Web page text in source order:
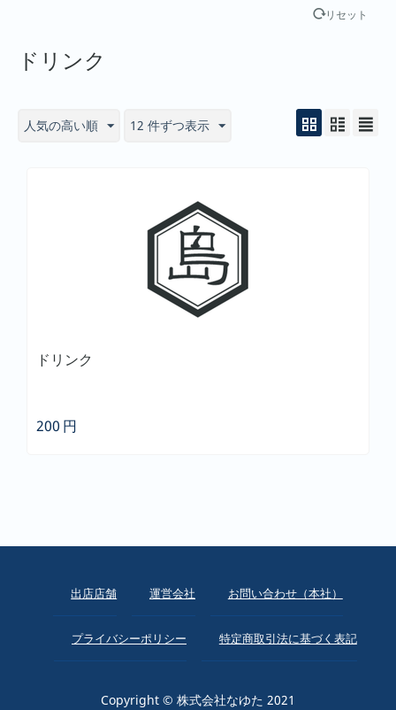
リセット
ドリンク
人気の高い順 12 件ずつ表示
ドリンク
200 円
出店店舗 運営会社 お問い合わせ（本社）
プライバシーポリシー 特定商取引法に基づく表記
Copyright © 株式会社なゆた 2021